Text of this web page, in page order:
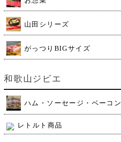
山田シリーズ
がっつりBIGサイズ
和歌山ジビエ
ハム・ソーセージ・ベーコン
レトルト商品